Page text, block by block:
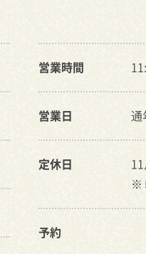
営業時間
営業日 通
定休日
※
予約